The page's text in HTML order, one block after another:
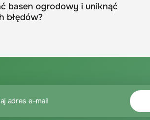
basen ogrodowy i uniknąć
błędów?